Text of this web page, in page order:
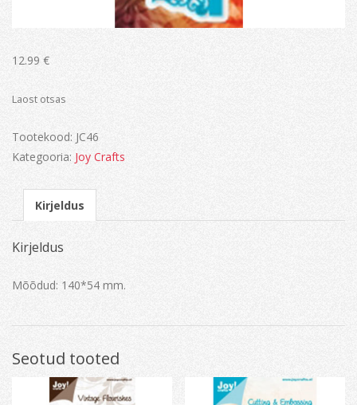
12.99 €
Laost otsas
Tootekood: JC46
Kategooria: Joy Crafts
Kirjeldus
Kirjeldus
Mõõdud: 140*54 mm.
Seotud tooted